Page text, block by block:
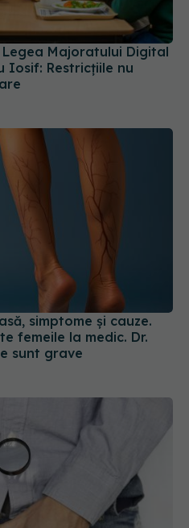
Iosif: Restricțiile nu
femeile la medic. Dr.
sunt grave